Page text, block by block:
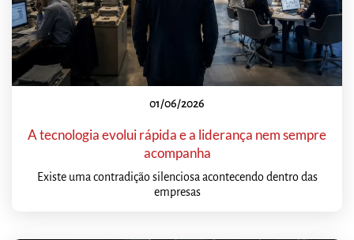
01/06/2026
A tecnologia evolui rápida e a liderança nem sempre
acompanha
Existe uma contradição silenciosa acontecendo dentro das
empresas